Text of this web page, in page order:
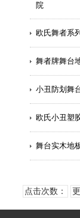
院
欧氏舞者系
舞者牌舞台
小丑防划舞
欧氏小丑塑
舞台实木地
点击次数：